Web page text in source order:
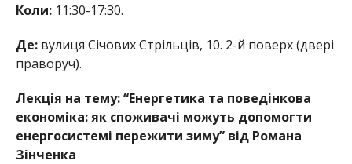
Коли:11:30-17:30.
Де:вулиця Січових Стрільців, 10. 2-й поверх (двері
праворуч).
Лекція на тему: “Енергетика та поведінкова
економіка: як споживачі можуть допомогти
енергосистемі пережити зиму” від Романа
Зінченка